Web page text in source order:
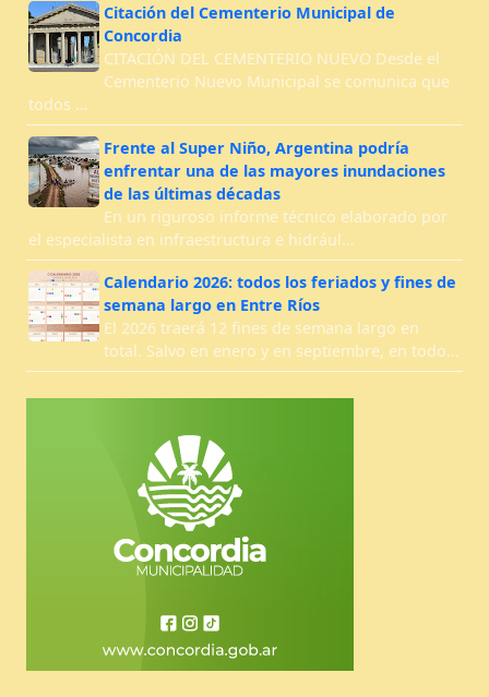
Citación del Cementerio Municipal de
Concordia
CITACIÓN DEL CEMENTERIO NUEVO Desde el
Cementerio Nuevo Municipal se comunica que
todos …
Frente al Super Niño, Argentina podría
enfrentar una de las mayores inundaciones
de las últimas décadas
En un riguroso informe técnico elaborado por
el especialista en infraestructura e hidrául…
Calendario 2026: todos los feriados y fines de
semana largo en Entre Ríos
El 2026 traerá 12 fines de semana largo en
total. Salvo en enero y en septiembre, en todo…